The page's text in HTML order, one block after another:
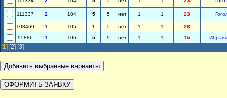
111337 2 104 5 5 нет 1 1 23
103469 1 105 1 5 нет 1 1 28
-
95886
1 106 5 9 нет 1 1 15
[1] [2] [3]